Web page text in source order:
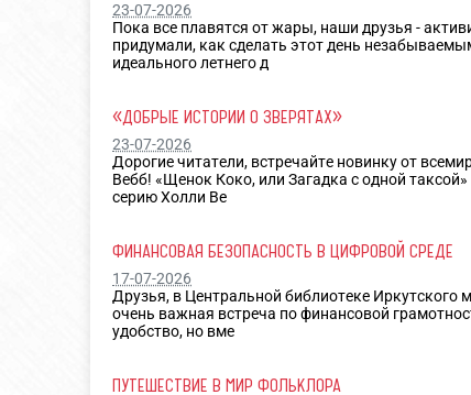
23-07-2026
Пока все плавятся от жары, наши друзья -
придумали, как сделать этот день
идеального летнего д
«ДОБРЫЕ ИСТОРИИ О ЗВЕРЯТАХ»
23-07-2026
Дорогие читатели, встречайте новинку от
Вебб! «Щенок Коко, или Загадка с одной
серию Холли Ве
ФИНАНСОВАЯ БЕЗОПАСНОСТЬ В ЦИФРОВОЙ СРЕДЕ
17-07-2026
Друзья, в Центральной библиотеке Иркутского
очень важная встреча по финансовой
удобство, но вме
ПУТЕШЕСТВИЕ В МИР ФОЛЬКЛОРА